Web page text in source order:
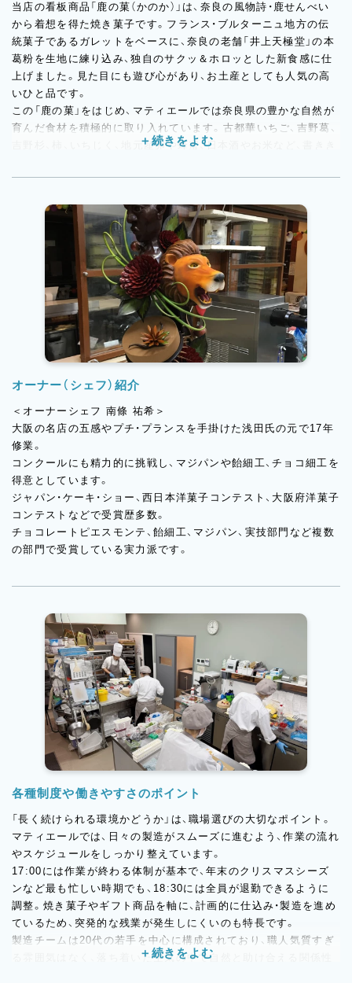
当店の看板商品「鹿の菓（かのか）」は、奈良の風物詩・鹿せんべい
から着想を得た焼き菓子です。フランス・ブルターニュ地方の伝
統菓子であるガレットをベースに、奈良の老舗「井上天極堂」の本
葛粉を生地に練り込み、独自のサクッ＆ホロッとした新食感に仕
上げました。見た目にも遊び心があり、お土産としても人気の高
いひと品です。
この「鹿の菓」をはじめ、マティエールでは奈良県の豊かな自然が
育んだ食材を積極的に取り入れています。古都華いちご、吉野葛、
吉野杉、柿、いちじく、地元産卵や蜂蜜、日本酒やお米など、書きき
ながら、地域の魅力をお菓子に込めて届けています。
それがオーナー南條の目標。素材そのものの魅力を引き出しなが
ら、味わいと想いがしっかりと届くお菓子づくりを大切にしてい
ます。地元の方にも、遠方から訪れる方にも、奈良の記憶に残る一
品をお届けできるよう、誠実にお菓子と向き合っています。
また、この春にはエンローバーの機械を導入。今後はチョコレー
ト商品にも力を入れていく予定です。
オーナー（シェフ）紹介
＜オーナーシェフ 南條 祐希＞
大阪の名店の五感やプチ・プランスを手掛けた浅田氏の元で17年
修業。
コンクールにも精力的に挑戦し、マジパンや飴細工、チョコ細工を
得意としています。
ジャパン・ケーキ・ショー、西日本洋菓子コンテスト、大阪府洋菓子
コンテストなどで受賞歴多数。
チョコレートピエスモンテ、飴細工、マジパン、実技部門など複数
の部門で受賞している実力派です。
各種制度や働きやすさのポイント
「長く続けられる環境かどうか」は、職場選びの大切なポイント。
マティエールでは、日々の製造がスムーズに進むよう、作業の流れ
やスケジュールをしっかり整えています。
17:00には作業が終わる体制が基本で、年末のクリスマスシーズ
ンなど最も忙しい時期でも、18:30には全員が退勤できるように
調整。焼き菓子やギフト商品を軸に、計画的に仕込み・製造を進め
ているため、突発的な残業が発生しにくいのも特長です。
製造チームは20代の若手を中心に構成されており、職人気質すぎ
る雰囲気はなく、落ち着いた空気の中で自然と助け合える関係性